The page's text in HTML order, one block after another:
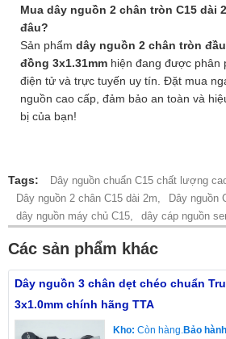
Mua dây nguồn 2 chân tròn C15 dài
đâu?
Sản phẩm dây nguồn 2 chân tròn
đồng 3x1.31mm hiện đang được phân
điện tử và trực tuyến uy tín. Đặt mua
nguồn cao cấp, đảm bảo an toàn và
bị của bạn!
Tags:
Dây nguồn chuẩn C15 chất lượng
Dây nguồn 2 chân C15 dài 2m,
Dây nguồn
dây nguồn máy chủ C15,
dây cáp nguồn
Các sản phẩm khác
Dây nguồn 3 chân dẹt chéo chuẩn
3x1.0mm chính hãng TTA
Kho: Còn hàng. Bảo